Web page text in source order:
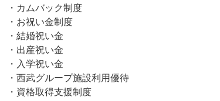
・カムバック制度
・お祝い金制度
・結婚祝い金
・出産祝い金
・入学祝い金
・西武グループ施設利用優待
・資格取得支援制度